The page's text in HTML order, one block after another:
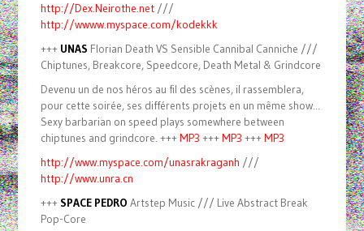
http://Dex.Neirothe.net///
http://wwww.myspace.com/kodekkk
+++ UNAS Florian Death VS Sensible Cannibal Canniche ///
Chiptunes, Breakcore, Speedcore, Death Metal & Grindcore
Devenu un de nos héros au fil des scènes, il rassemblera,
pour cette soirée, ses différents projets en un même show...
Sexy barbarian on speed plays somewhere between
chiptunes and grindcore. +++MP3 +++MP3 +++MP3
http://www.myspace.com/unasrakraganh ///
http://www.unra.cn
+++ SPACE PEDRO Artstep Music /// Live Abstract Break
Pop-Core